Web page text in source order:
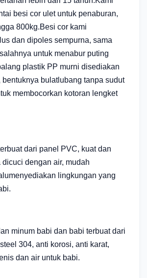
besi cor ulet untuk penaburan,
800kg.Besi cor kami
dan dipoles sempurna, sama
untuk menabur puting
plastik PP murni disediakan
bentuknya bulatlubang tanpa sudut
membocorkan kotoran lengket
dari panel PVC, kuat dan
dengan air, mudah
menyediakan lingkungan yang
minum babi dan babi terbuat dari
304, anti korosi, anti karat,
dan air untuk babi.